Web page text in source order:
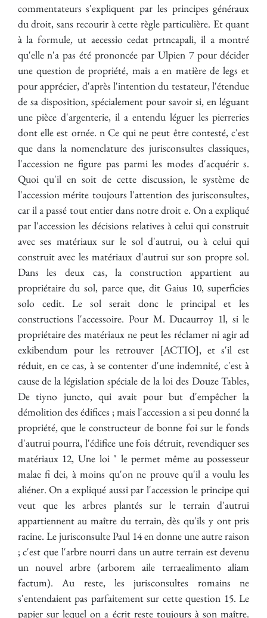
commentateurs s'expliquent par les principes généraux
du droit, sans recourir à cette règle particulière. Et quant
à la formule, ut aecessio cedat prtncapali, il a montré
qu'elle n'a pas été prononcée par Ulpien 7 pour décider
une question de propriété, mais a en matière de legs et
pour apprécier, d'après l'intention du testateur, l'étendue
de sa disposition, spécialement pour savoir si, en léguant
une pièce d'argenterie, il a entendu léguer les pierreries
dont elle est ornée. n Ce qui ne peut être contesté, c'est
que dans la nomenclature des jurisconsultes classiques,
l'accession ne figure pas parmi les modes d'acquérir s.
Quoi qu'il en soit de cette discussion, le système de
l'accession mérite toujours l'attention des jurisconsultes,
car il a passé tout entier dans notre droit e. On a expliqué
par l'accession les décisions relatives à celui qui construit
avec ses matériaux sur le sol d'autrui, ou à celui qui
construit avec les matériaux d'autrui sur son propre sol.
Dans les deux cas, la construction appartient au
propriétaire du sol, parce que, dit Gaius 10, superficies
solo cedit. Le sol serait donc le principal et les
constructions l'accessoire. Pour M. Ducaurroy 1l, si le
propriétaire des matériaux ne peut les réclamer ni agir ad
exkibendum pour les retrouver [ACTIO], et s'il est
réduit, en ce cas, à se contenter d'une indemnité, c'est à
cause de la législation spéciale de la loi des Douze Tables,
De tiyno juncto, qui avait pour but d'empêcher la
démolition des édifices ; mais l'accession a si peu donné la
propriété, que le constructeur de bonne foi sur le fonds
d'autrui pourra, l'édifice une fois détruit, revendiquer ses
matériaux 12, Une loi " le permet même au possesseur
malae fi dei, à moins qu'on ne prouve qu'il a voulu les
aliéner. On a expliqué aussi par l'accession le principe qui
veut que les arbres plantés sur le terrain d'autrui
appartiennent au maître du terrain, dès qu'ils y ont pris
racine. Le jurisconsulte Paul 14 en donne une autre raison
; c'est que l'arbre nourri dans un autre terrain est devenu
un nouvel arbre (arborem aile terraealimento aliam
factum). Au reste, les jurisconsultes romains ne
s'entendaient pas parfaitement sur cette question 15. Le
papier sur lequel on a écrit reste toujours à son maître.